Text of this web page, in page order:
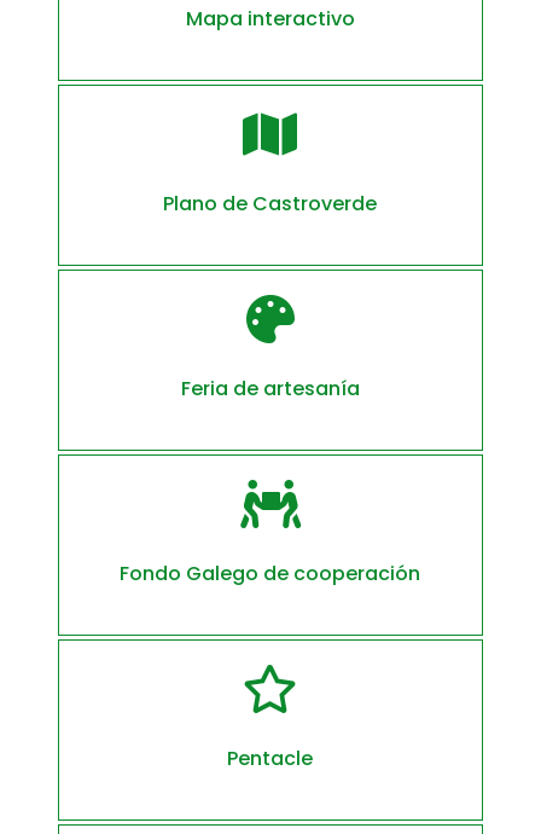
Mapa interactivo

Plano de Castroverde

Feria de artesanía

Fondo Galego de cooperación

Pentacle